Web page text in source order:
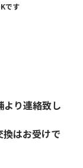
です
より連絡致し
はお受けで